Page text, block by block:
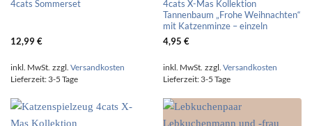
4cats Sommerset
12,99€
inkl. MwSt. zzgl. Versandkosten
Lieferzeit: 3-5 Tage
4cats X-Mas Kollektion
Tannenbaum „Frohe Weihnachten“
mit Katzenminze – einzeln
4,95 €
inkl. MwSt. zzgl. Versandkosten
Lieferzeit: 3-5 Tage